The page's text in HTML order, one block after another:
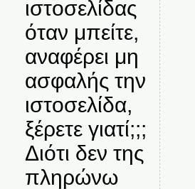
ιστοσελίδας
όταν μπείτε,
αναφέρει μη
ασφαλής την
ιστοσελίδα,
ξέρετε γιατί;;;
Διότι δεν της
πληρώνω